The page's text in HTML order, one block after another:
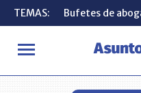
TEMAS: Bufetes de
INICIO Didier Luna
TEMAS: Bufetes de